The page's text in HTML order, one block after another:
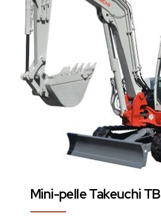
Mini-pelle Takeuchi